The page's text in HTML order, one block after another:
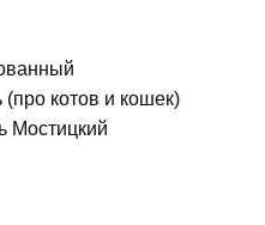
котов и кошек)
Мостицкий